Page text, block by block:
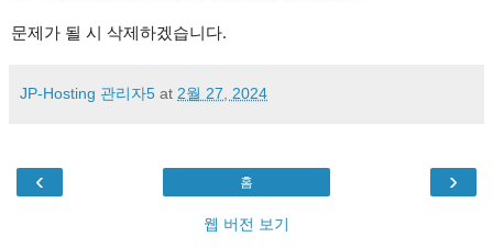
문제가 될 시 삭제하겠습니다.
JP-Hosting 관리자5 at 2월 27, 2024
‹ ›
홈
웹 버전 보기